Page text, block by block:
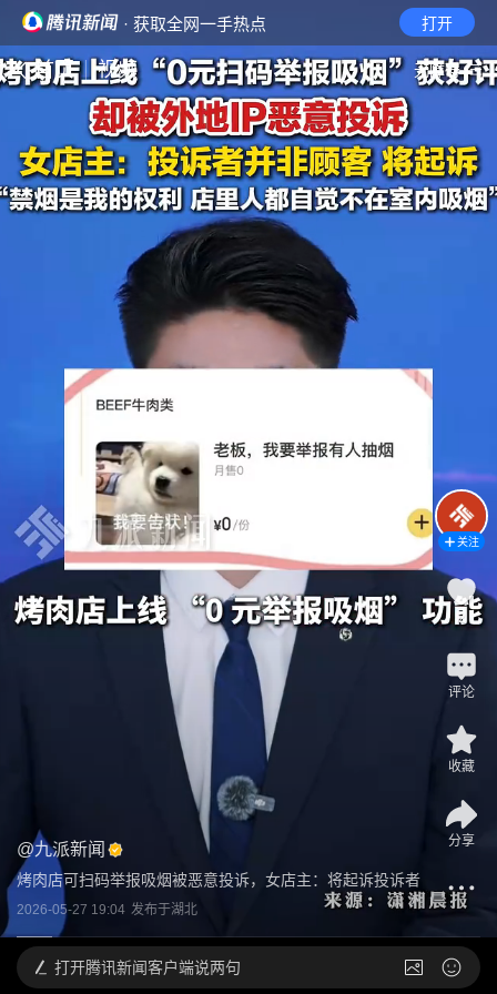
· 获取全网一手热点 打开
首页 视频 无障碍
@九派新闻
烤肉店可扫码举报吸烟被恶意投诉，女店主：将起诉投诉者
2026-05-27 19:04 发布于湖北
关注
2
评论
收藏
分享
打开腾讯新闻客户端说两句